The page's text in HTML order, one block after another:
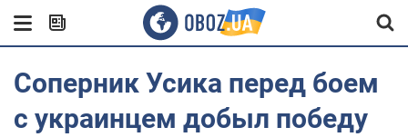
Соперник Усика перед боем
с украинцем добыл победу